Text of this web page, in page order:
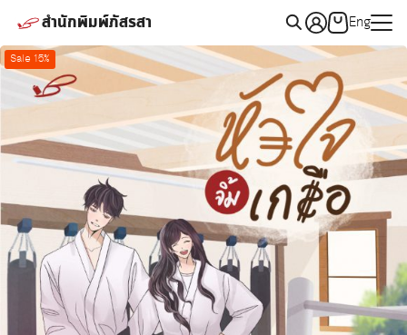
content
สำนักพิมพ์ภัสรสา
Eng
Search
for:
Sale 15%